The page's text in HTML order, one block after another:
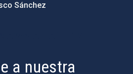
Sánchez
a nuestra